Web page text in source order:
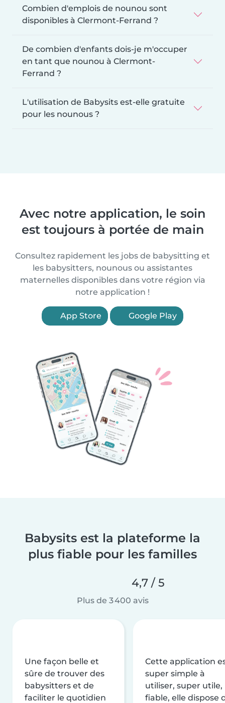
Combien d'emplois de nounou sont
disponibles à Clermont-Ferrand ?
De combien d'enfants dois-je m'occuper
en tant que nounou à Clermont-
Ferrand ?
L'utilisation de Babysits est-elle gratuite
pour les nounous ?
Avec notre application, le soin
est toujours à portée de main
Consultez rapidement les jobs de babysitting et
les babysitters, nounous ou assistantes
maternelles disponibles dans votre région via
notre application !
App Store Google Play
Babysits est la plateforme la
plus fiable pour les familles
4,7 / 5
Plus de 3 400 avis
Une façon belle et
sûre de trouver des
babysitters et de
faciliter le quotidien
Cette application
super simple à
utiliser, super utile,
fiable, elle dispose